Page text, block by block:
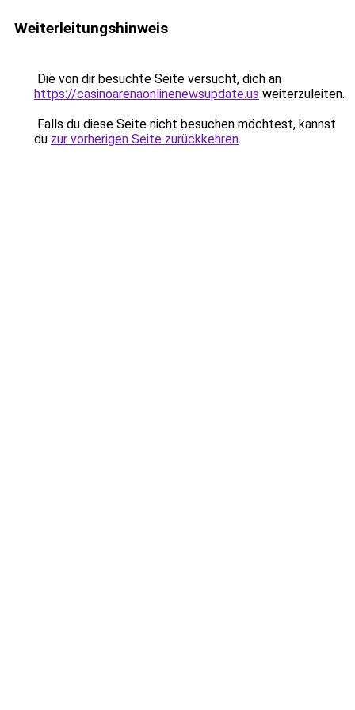
Weiterleitungshinweis
Die von dir besuchte Seite versucht, dich an
https://casinoarenaonlinenewsupdate.us weiterzuleiten.
Falls du diese Seite nicht besuchen möchtest, kannst
du zur vorherigen Seite zurückkehren.